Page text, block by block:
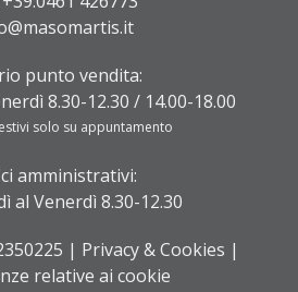
punto vendita:
8.30-12.30 / 14.00-18.00
solo su appuntamento
amministrativi:
al Venerdì 8.30-12.30
| Privacy & Cookies |
relative ai cookie